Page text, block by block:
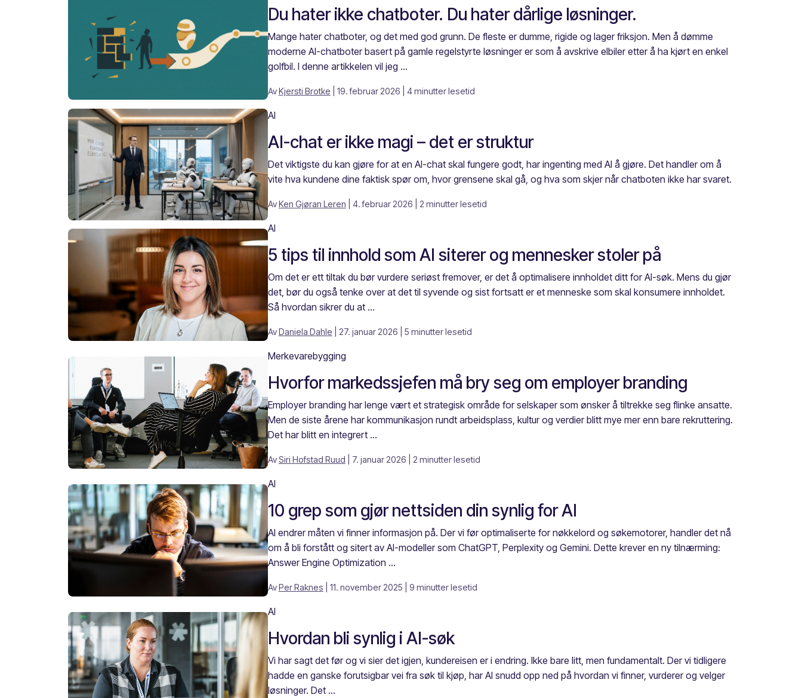
Du hater ikke chatboter. Du hater dårlige løsninger.
Mange hater chatboter, og det med god grunn. De fleste er dumme, rigide og lager friksjon. Men å dømme
moderne AI-chatboter basert på gamle regelstyrte løsninger er som å avskrive elbiler etter å ha kjørt en enkel
golfbil. I denne artikkelen vil jeg ...
AvKjersti Brotke | 19. februar 2026 | 4 minutter lesetid
AI
AI-chat er ikke magi – det er struktur
Det viktigste du kan gjøre for at en AI-chat skal fungere godt, har ingenting med AI å gjøre. Det handler om å
vite hva kundene dine faktisk spør om, hvor grensene skal gå, og hva som skjer når chatboten ikke har svaret.
AvKen Gjøran Leren | 4. februar 2026 | 2 minutter lesetid
AI
5 tips til innhold som AI siterer og mennesker stoler på
Om det er ett tiltak du bør vurdere seriøst fremover, er det å optimalisere innholdet ditt for AI-søk. Mens du gjør
det, bør du også tenke over at det til syvende og sist fortsatt er et menneske som skal konsumere innholdet.
Så hvordan sikrer du at ...
AvDaniela Dahle | 27. januar 2026 | 5 minutter lesetid
Merkevarebygging
Hvorfor markedssjefen må bry seg om employer branding
Employer branding har lenge vært et strategisk område for selskaper som ønsker å tiltrekke seg flinke ansatte.
Men de siste årene har kommunikasjon rundt arbeidsplass, kultur og verdier blitt mye mer enn bare rekruttering.
Det har blitt en integrert ...
AvSiri Hofstad Ruud | 7. januar 2026 | 2 minutter lesetid
AI
10 grep som gjør nettsiden din synlig for AI
AI endrer måten vi finner informasjon på. Der vi før optimaliserte for nøkkelord og søkemotorer, handler det nå
om å bli forstått og sitert av AI-modeller som ChatGPT, Perplexity og Gemini. Dette krever en ny tilnærming:
Answer Engine Optimization ...
AvPer Raknes | 11. november 2025 | 9 minutter lesetid
AI
Hvordan bli synlig i AI-søk
Vi har sagt det før og vi sier det igjen, kundereisen er i endring. Ikke bare litt, men fundamentalt. Der vi tidligere
hadde en ganske forutsigbar vei fra søk til kjøp, har AI snudd opp ned på hvordan vi finner, vurderer og velger
løsninger. Det ...